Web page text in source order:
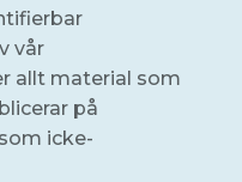
vår
allt material som
på
icke-